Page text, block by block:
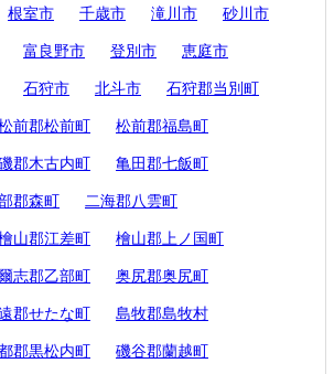
根室市 千歳市 滝川市 砂川市
富良野市 登別市 恵庭市
石狩市 北斗市 石狩郡当別町
前郡松前町 松前郡福島町
郡木古内町 亀田郡七飯町
郡森町 二海郡八雲町
山郡江差町 檜山郡上ノ国町
志郡乙部町 奥尻郡奥尻町
郡せたな町 島牧郡島牧村
郡黒松内町 磯谷郡蘭越町